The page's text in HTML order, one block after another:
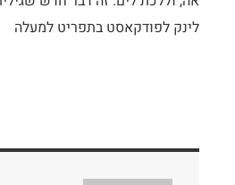
לינק לפודקאסט בתפריט למעלה